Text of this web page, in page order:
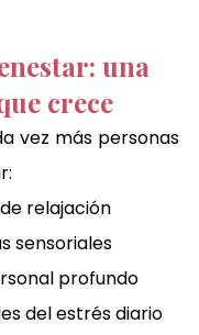
una
crece
vez más personas
relajación
sensoriales
profundo
del estrés diario